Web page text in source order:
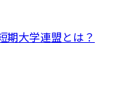
期大学連盟とは？